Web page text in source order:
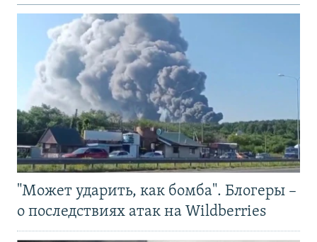
"Может ударить, как бомба". Блогеры –
о последствиях атак на Wildberries